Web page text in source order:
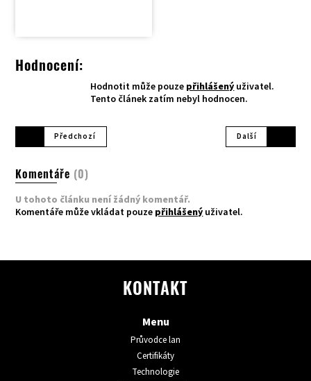
Hodnocení:
Hodnotit může pouze přihlášenýuživatel.
Tento článek zatím nebyl hodnocen.
Další
Předchozí
Komentáře (0)
U tohoto článku není žádný komentář.
Komentáře může vkládat pouze přihlášenýuživatel.
KONTAKT
Menu
Průvodce lan
Certifikáty
Technologie